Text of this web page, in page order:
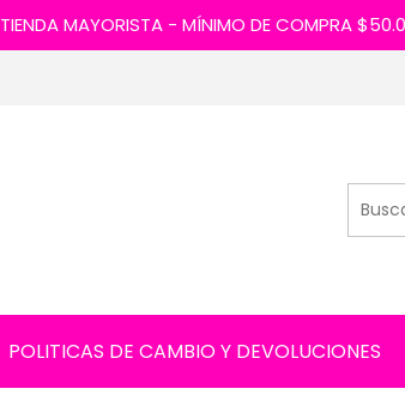
TIENDA MAYORISTA - MÍNIMO DE COMPRA
POLITICAS DE CAMBIO Y DEVOLUCIONES